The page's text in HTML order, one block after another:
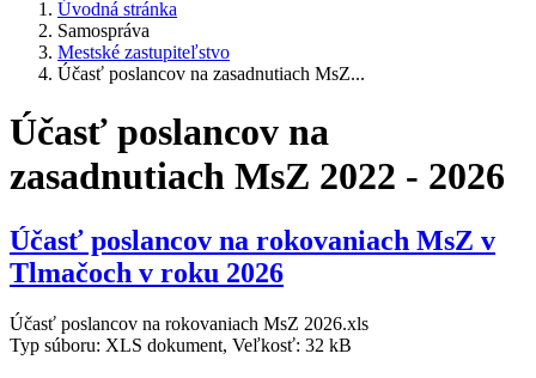
Úvodná stránka
Samospráva
Mestské zastupiteľstvo
Účasť poslancov na zasadnutiach MsZ...
Účasť poslancov na
zasadnutiach MsZ 2022 - 2026
Účasť poslancov na rokovaniach MsZ v
Tlmačoch v roku 2026
Účasť poslancov na rokovaniach MsZ 2026.xls
Typ súboru: XLS dokument, Veľkosť: 32 kB